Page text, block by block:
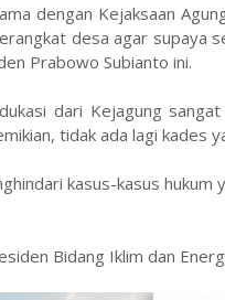
dengan Kejaksaan
desa agar supaya
Prabowo Subianto ini.
dari Kejagung
tidak ada lagi kades
kasus-kasus
Bidang Iklim dan